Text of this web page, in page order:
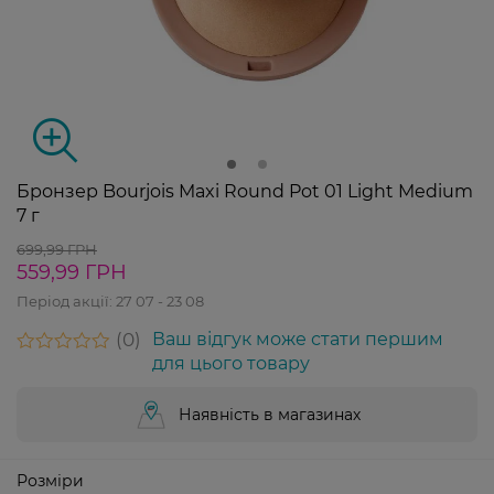
Бронзер Bourjois Maxi Round Pot 01 Light Medium
7 г
699,99 ГРН
559,99 ГРН
Період акції: 27 07 - 23 08
0
Ваш відгук може стати першим
для цього товару
Наявність в магазинах
Розміри